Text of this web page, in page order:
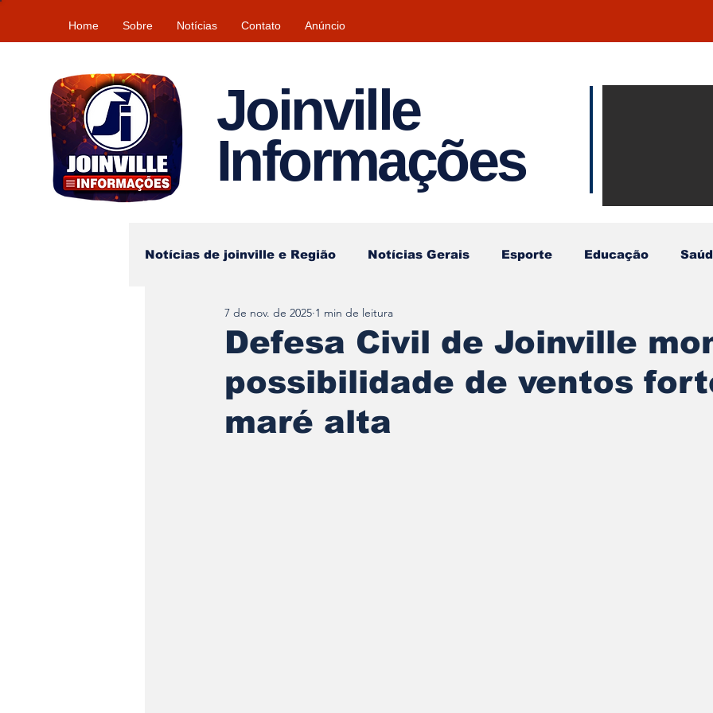
Home Sobre Notícias Contato Anúncio
Joinville
Informações
Notícias de joinville e Região Notícias Gerais Esporte Educação
Tempo\clima
Defesa Civil de Joinville
possibilidade de ventos
maré alta
7 de nov. de 2025 1 min de leitura